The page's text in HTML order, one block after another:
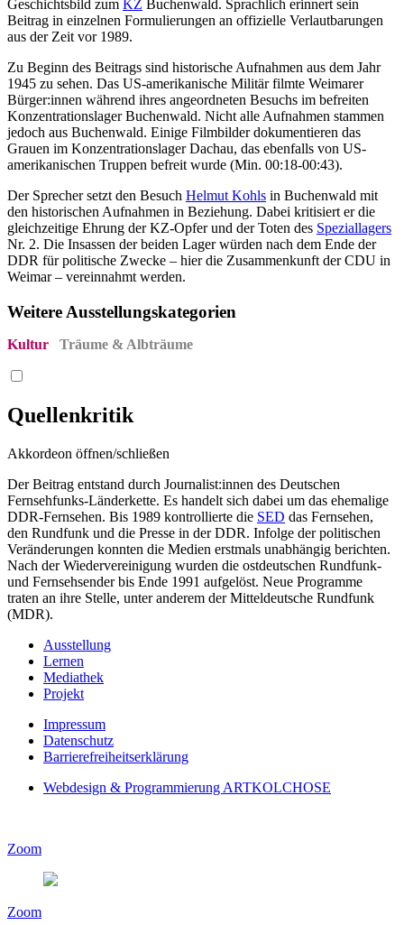
Geschichtsbild zum KZ Buchenwald. Sprachlich erinnert sein
Beitrag in einzelnen Formulierungen an offizielle Verlautbarungen
aus der Zeit vor 1989.
Zu Beginn des Beitrags sind historische Aufnahmen aus dem Jahr
1945 zu sehen. Das US-amerikanische Militär filmte Weimarer
Bürger:innen während ihres angeordneten Besuchs im befreiten
Konzentrationslager Buchenwald. Nicht alle Aufnahmen stammen
jedoch aus Buchenwald. Einige Filmbilder dokumentieren das
Grauen im Konzentrationslager Dachau, das ebenfalls von US-
amerikanischen Truppen befreit wurde (Min. 00:18-00:43).
Der Sprecher setzt den Besuch Helmut Kohls in Buchenwald mit
den historischen Aufnahmen in Beziehung. Dabei kritisiert er die
gleichzeitige Ehrung der KZ-Opfer und der Toten des Speziallagers
Nr. 2. Die Insassen der beiden Lager würden nach dem Ende der
DDR für politische Zwecke – hier die Zusammenkunft der CDU in
Weimar – vereinnahmt werden.
Weitere Ausstellungskategorien
Kultur Träume & Albträume
Quellenkritik
Akkordeon öffnen/schließen
Der Beitrag entstand durch Journalist:innen des Deutschen
Fernsehfunks-Länderkette. Es handelt sich dabei um das ehemalige
DDR-Fernsehen. Bis 1989 kontrollierte die SED das Fernsehen,
den Rundfunk und die Presse in der DDR. Infolge der politischen
Veränderungen konnten die Medien erstmals unabhängig berichten.
Nach der Wiedervereinigung wurden die ostdeutschen Rundfunk-
und Fernsehsender bis Ende 1991 aufgelöst. Neue Programme
traten an ihre Stelle, unter anderem der Mitteldeutsche Rundfunk
(MDR).
Ausstellung
Lernen
Mediathek
Projekt
Impressum
Datenschutz
Barrierefreiheitserklärung
Webdesign & Programmierung ARTKOLCHOSE
Zoom
Zoom